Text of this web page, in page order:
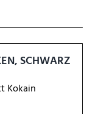
SCHWARZ
Kokain